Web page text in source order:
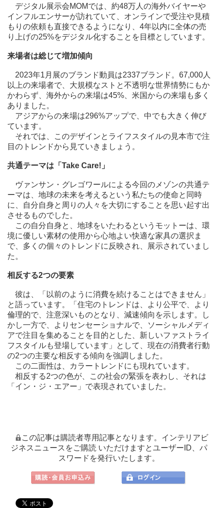
デジタル展示会MOMでは、約48万人の海外バイヤーや
インフルエンサーが訪れていて、オンラインで受注や見積
もりの依頼も直接できるようになり、4年以内に全体の売
り上げの25%をデジタル化することを目標としています。
来場者は総じて増加傾向
2023年1月展のブランド動員は2337ブランド。67,000人
以上の来場者で、大規模なストと不透明な世界情勢にもか
かわらず、海外からの来場は45%、米国からの来場も多く
ありました。
アジアからの来場は296%アップで、中でも大きく伸び
ています。
それでは、このデザインとライフスタイルの見本市で注
目のトレンドから見ていきましょう。
共通テーマは「Take Care!」
ヴァンサン・グレゴワールによる今回のメゾンの共通テ
ーマは、地球の未来を考えるという私たちの使命と同時
に、自分自身と周りの人々を大切にすることを思い起す出
させるものでした。
この自分自身と、地球をいたわるというモットーは、環
境に優しい素材の使用から心地よい快適な家具の選択ま
で、多くの個々のトレンドに反映され、展示されていまし
た。
相反する2つの要素
彼は、「以前のように消費を続けることはできません」
と語っています。「住宅のトレンドは、より公平で、より
倫理的で、注意深いものとなり、減速傾向を示します。し
かし一方で、よりセンセーショナルで、ソーシャルメディ
アで注目を集めることを目的とした、新しいファストライ
フスタイルも登場しています」として、現在の消費者行動
の2つの主要な相反する傾向を強調しました。
この二面性は、カラートレンドにも現れています。
相反する2つの色が、この社会の緊張を表わし、それは
「イン・ジ・エアー」で表現されていました。
この記事は購読者専用記事となります。インテリアビ
ジネスニュースをご購読 いただけますとユーザーID、パ
スワードを発行いたします。